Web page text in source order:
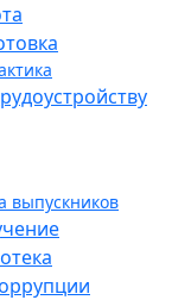
выпускников